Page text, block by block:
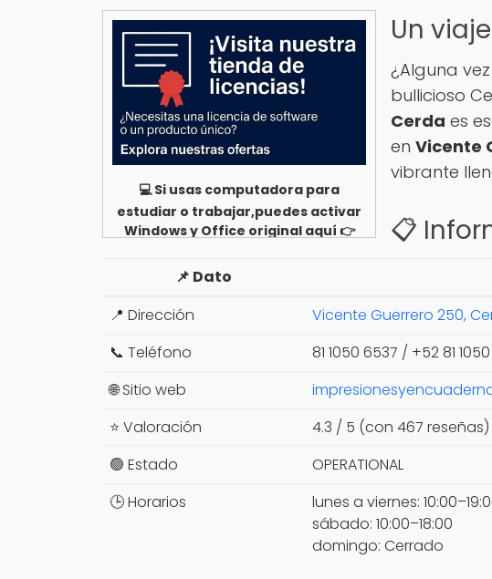
💻 Si usas computadora para
estudiar o trabajar,puedes activar
Windows y Office original aquí 👉
Un
¿Alguna
bullicioso
Cerda es
en Vicente
vibrante
📋
📌 Dato
📍 Dirección
Vicente Guerrero 250,
📞 Teléfono
81 1050 6537 / +52 81
🌐 Sitio web
⭐ Valoración
4.3 / 5 (con 467 reseñas)
🟢 Estado
OPERATIONAL
🕒 Horarios
lunes a viernes:
sábado: 10:00–18:00
domingo: Cerrado